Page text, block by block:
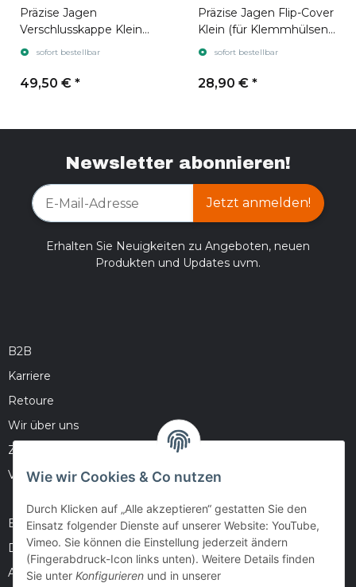
Präzise Jagen
Verschlusskappe Klein
(Für Klemmhülsen Bis
sofort bestellbar
49,50 € *
Präzise Jagen Flip-Cover
Klein (für Klemmhülsen
bis Ø61)
sofort bestellbar
28,90 € *
Newsletter abonnieren!
Jetzt anmelden!
Erhalten Sie Neuigkeiten zu Angeboten, neuen
Produkten und Updates uvm.
B2B
Karriere
Retoure
Wir über uns
Zahlungsmöglichkeiten
Versandinformationen
Barrierefreiheitserklärung
Datenschutz
AGB
Wie wir Cookies & Co nutzen
Durch Klicken auf „Alle akzeptieren“ gestatten Sie den
Einsatz folgender Dienste auf unserer Website: YouTube,
Vimeo. Sie können die Einstellung jederzeit ändern
(Fingerabdruck-Icon links unten). Weitere Details finden
Sie unter Konfigurieren und in unserer